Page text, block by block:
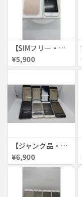
【SIMフリー・付属品あり】iPhone 7 128GB
¥5,900
【ジャンク品・初期化済】iPhone6 8台セット
¥6,900